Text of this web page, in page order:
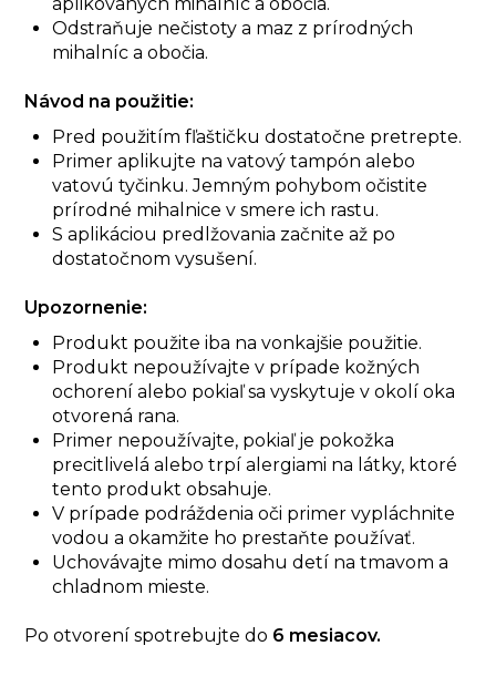
Odstraňuje nečistoty a maz z prírodných
mihalníc a obočia.
Návod na použitie:
Pred použitím fľaštičku dostatočne pretrepte.
Primer aplikujte na vatový tampón alebo
vatovú tyčinku. Jemným pohybom očistite
prírodné mihalnice v smere ich rastu.
S aplikáciou predlžovania začnite až po
dostatočnom vysušení.
Upozornenie:
Produkt použite iba na vonkajšie použitie.
Produkt nepoužívajte v prípade kožných
ochorení alebo pokiaľ sa vyskytuje v okolí oka
otvorená rana.
Primer nepoužívajte, pokiaľ je pokožka
precitlivelá alebo trpí alergiami na látky, ktoré
tento produkt obsahuje.
V prípade podráždenia oči primer vypláchnite
vodou a okamžite ho prestaňte používať.
Uchovávajte mimo dosahu detí na tmavom a
chladnom mieste.
Po otvorení spotrebujte do 6 mesiacov.